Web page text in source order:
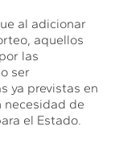
al adicionar
aquellos
las
ser
ya previstas en
necesidad de
el Estado.